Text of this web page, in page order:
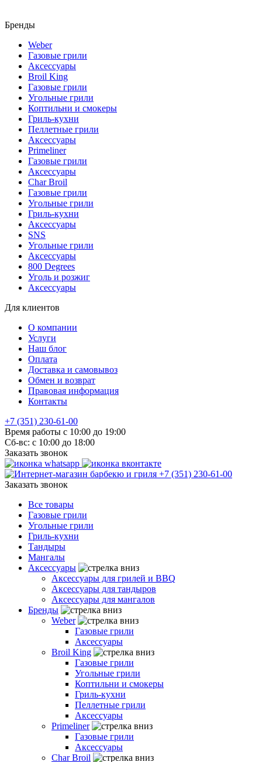
Бренды
Weber
Газовые грили
Аксессуары
Broil King
Газовые грили
Угольные грили
Коптильни и смокеры
Гриль-кухни
Пеллетные грили
Аксессуары
Primeliner
Газовые грили
Аксессуары
Char Broil
Газовые грили
Угольные грили
Гриль-кухни
Аксессуары
SNS
Угольные грили
Аксессуары
800 Degrees
Уголь и розжиг
Аксессуары
Для клиентов
О компании
Услуги
Наш блог
Оплата
Доставка и самовывоз
Обмен и возврат
Правовая информация
Контакты
+7 (351) 230-61-00
Время работы с 10:00 до 19:00
Сб-вс: с 10:00 до 18:00
Заказать звонок
+7 (351) 230-61-00
Заказать звонок
Все товары
Газовые грили
Угольные грили
Гриль-кухни
Тандыры
Мангалы
Аксессуары
Аксессуары для грилей и BBQ
Аксессуары для тандыров
Аксессуары для мангалов
Бренды
Weber
Газовые грили
Аксессуары
Broil King
Газовые грили
Угольные грили
Коптильни и смокеры
Гриль-кухни
Пеллетные грили
Аксессуары
Primeliner
Газовые грили
Аксессуары
Char Broil